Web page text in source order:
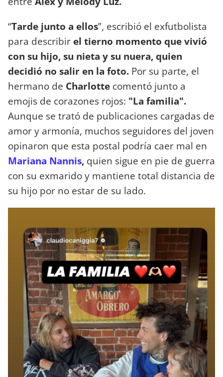
“Tarde junto a ellos”, escribió el exfutbolista
para describir el tierno momento que vivió
con su hijo, su nieta y su nuera, quien
decidió no salir en la foto. Por su parte, el
hermano de Charlotte comentó junto a
emojis de corazones rojos: "La familia".
Aunque se trató de publicaciones cargadas de
amor y armonía, muchos seguidores del joven
opinaron que esta postal podría caer mal en
Mariana Nannis, quien sigue en pie de guerra
con su exmarido y mantiene total distancia de
su hijo por no estar de su lado.